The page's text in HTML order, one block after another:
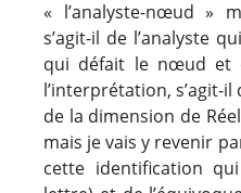
« l’analyste-nœud »
s’agit-il de l’analyste
qui défait le nœud et
l’interprétation, s’agit-il
de la dimension de
mais je vais y revenir
cette identification